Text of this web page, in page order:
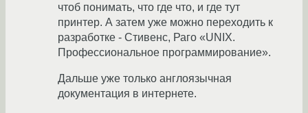
чтоб понимать, что где что, и где тут
принтер. А затем уже можно переходить к
разработке - Стивенс, Раго «UNIX.
Профессиональное программирование».
Дальше уже только англоязычная
документация в интернете.